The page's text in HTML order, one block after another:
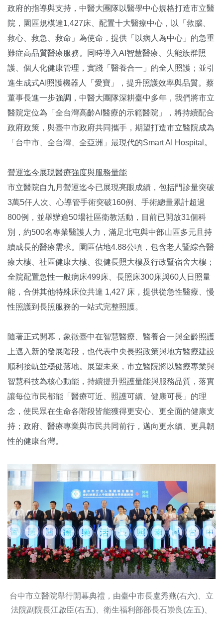
政府的指導與支持，中醫大團隊以醫學中心規格打造市立醫
院，園區規模達1,427床、配置十大醫療中心，以「救腦、
救心、救急、救命」為使命，提供「以病人為中心」的急重
難症高品質醫療服務。同時導入AI智慧醫療、失能族群照
護、個人化健康管理，實踐「醫養合一」的全人照護；並引
進生成式AI照護機器人「愛寶」，提升照護效率與品質。蔡
董事長進一步強調，中醫大團隊深耕臺中多年，我們將市立
醫院定位為「全台灣高齡AI醫療的示範醫院」，將持續配合
政府政策，與臺中市政府共同攜手，期望打造市立醫院成為
「台中市、全台灣、全亞洲」最現代的Smart AI Hospital。
營運迄今展現醫療強度與服務量能
市立醫院自九月營運迄今已展現亮眼成績，包括門診量突破
3萬5仟人次、心導管手術突破160例、手術總量累計超過
800例，並舉辦逾50場社區衛教活動，目前已開放31個科
別，約500名專業醫護人力，滿足北屯與中部山區多元且持
續成長的醫療需求。園區佔地4.88公頃，包含老人暨綜合醫
療大樓、社區健康大樓、復健長照大樓及行政暨宿舍大樓；
全院配置急性一般病床499床、長照床300床與60人日照量
能，合併其他特殊床位共達 1,427 床，提供從急性醫療、慢
性照護到長照服務的一站式完整照護。
隨著正式開幕，象徵臺中在智慧醫療、醫養合一與全齡照護
上邁入新的發展階段，也代表中央長照政策與地方醫療建設
順利接軌並穩健落地。展望未來，市立醫院將以醫療專業與
智慧科技為核心動能，持續提升照護量能與服務品質，落實
讓每位市民都能「醫療可近、照護可續、健康可長」的理
念，使民眾在生命各階段皆能獲得更安心、更全面的健康支
持；政府、醫療專業與市民共同前行，邁向更永續、更具韌
性的健康台灣。
台中市立醫院舉行開幕典禮，由臺中市長盧秀燕(右六)、立
法院副院長江啟臣(右五)、衛生福利部部長石崇良(左五)、